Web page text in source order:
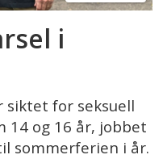
i
siktet for seksuell
14 og 16 år, jobbet
sommerferien i år.